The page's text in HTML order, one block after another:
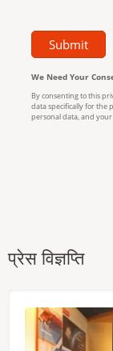
प्रेस विज्ञप्ति